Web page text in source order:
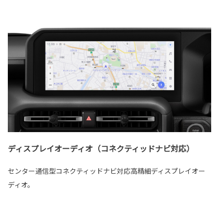
ディスプレイオーディオ（コネクティッドナビ対応）
センター通信型コネクティッドナビ対応高精細ディスプレイオー
ディオ。